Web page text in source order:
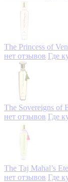
The Princess of
нет отзывов Где
The Sovereigns of
нет отзывов Где
The Taj Mahal’s
нет отзывов Где